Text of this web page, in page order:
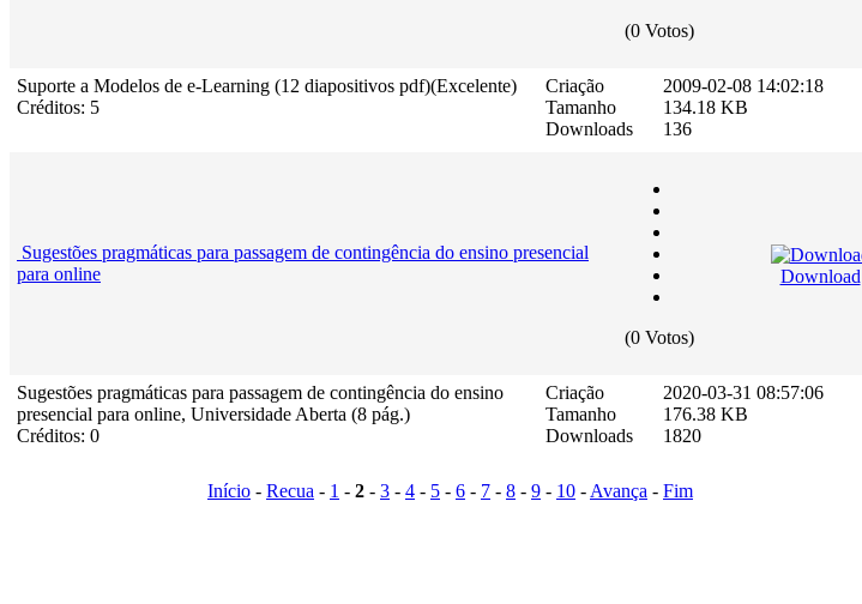
(0 Votos)
Suporte a Modelos de e-Learning (12 diapositivos pdf)(Excelente)
Créditos: 5
Criação
Tamanho
Downloads
2009-02-08 14:02:18
134.18 KB
136
Sugestões pragmáticas para passagem de contingência do ensino presencial
para online
(0 Votos)
Download
Sugestões pragmáticas para passagem de contingência do ensino
presencial para online, Universidade Aberta (8 pág.)
Créditos: 0
Criação
Tamanho
Downloads
2020-03-31 08:57:06
176.38 KB
1820
Início - Recua - 1 - 2 - 3 - 4 - 5 - 6 - 7 - 8 - 9 - 10 -Avança - Fim